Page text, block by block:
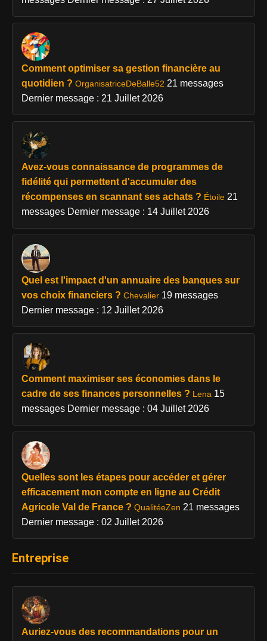
Comment optimiser sa gestion financière au
quotidien ? OrganisatriceDeBalle52 21 messages
Dernier message : 21 Juillet 2026
Avez-vous connaissance de programmes de
fidélité qui permettent d'accumuler des
récompenses en scannant ses achats ? Étoile 21
messages Dernier message : 14 Juillet 2026
Quel est l'impact d'un annuaire des banques sur
vos choix financiers ? Chevalier 19 messages
Dernier message : 12 Juillet 2026
Comment maximiser ses économies dans le
cadre de ses finances personnelles ? Lena 15
messages Dernier message : 04 Juillet 2026
Quelles sont les étapes pour accéder et gérer
efficacement mon compte en ligne au Crédit
Agricole Val de France ? QualitéeZen 21 messages
Dernier message : 02 Juillet 2026
Entreprise
Auriez-vous des recommandations pour un